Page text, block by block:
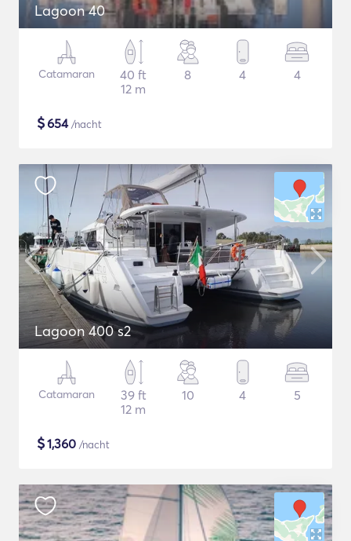
Lagoon 40
Catamaran
40 ft
12 m
8 4 4
$654/nacht
Lagoon 400 s2
Catamaran
39 ft
12 m
10 4 5
$1,360 /nacht